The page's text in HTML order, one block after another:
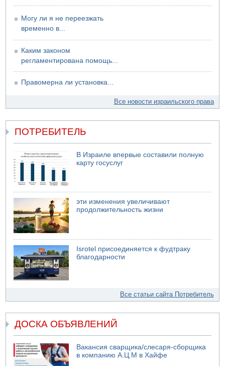
Могу ли я не переезжать
временно в...
Каким законом
регламентирована помощь...
Правомерна ли установка...
Все новости израильского права
ПОТРЕБИТЕЛЬ
В Израиле впервые составили полную
карту госуслуг
эти изменения увеличивают
продолжительность жизни
Isrotel присоединяется к фудтраку
благодарности
Все статьи сайта Потребитель
ДОСКА ОБЪЯВЛЕНИЙ
Вакансия сварщика/слесаря-сборщика
в компанию А.Ц.М в Хайфе